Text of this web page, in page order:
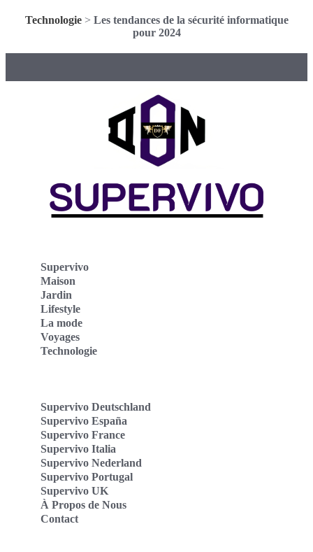
Technologie> Les tendances de la sécurité informatique
pour 2024
Supervivo
Maison
Jardin
Lifestyle
La mode
Voyages
Technologie
Supervivo Deutschland
Supervivo España
Supervivo France
Supervivo Italia
Supervivo Nederland
Supervivo Portugal
Supervivo UK
À Propos de Nous
Contact